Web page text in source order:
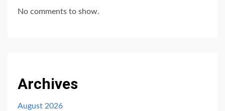
No comments to show.
Archives
August 2026